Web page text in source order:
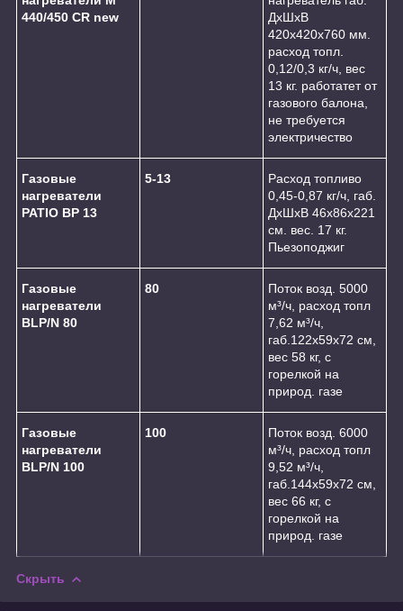
440/450 CR new
ДхШхВ
420x420x760 мм.
расход топл.
0,12/0,3 кг/ч, вес
13 кг. работатет от
газового балона,
не требуется
электричество
Газовые
нагреватели
PATIO BP 13
5-13
Расход топливо
0,45-0,87 кг/ч, габ.
ДхШхВ 46х86х221
см. вес. 17 кг.
Пьезоподжиг
Газовые
нагреватели
BLP/N 80
80
Поток возд. 5000
м³/ч, расход топл
7,62 м³/ч,
габ.122x59x72 см,
вес 58 кг, с
горелкой на
природ. газе
Газовые
нагреватели
BLP/N 100
100
Поток возд. 6000
м³/ч, расход топл
9,52 м³/ч,
габ.144x59x72 см,
вес 66 кг, с
горелкой на
природ. газе
Скрыть